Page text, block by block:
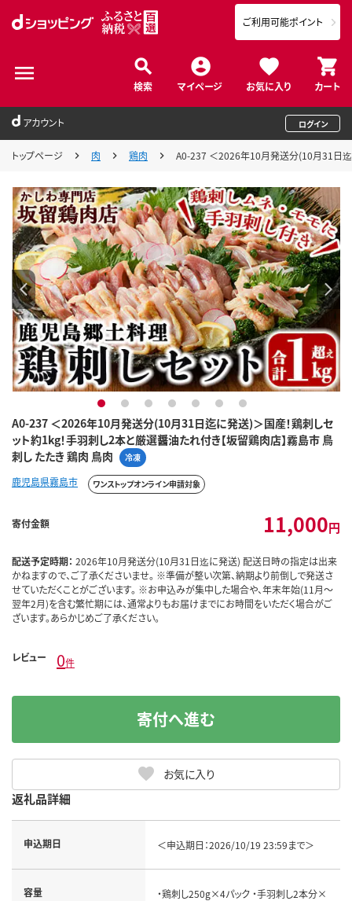
検索 マイページ お気に入り カート
ご利用可能ポイント
アカウント ログイン
トップページ 肉 鶏肉 A0-237 ＜2026年10月発送分(10月31日迄
A0-237 ＜2026年10月発送分(10月31日迄に発送)＞国産！鶏刺しセ
ット約1kg！手羽刺し2本と厳選醤油たれ付き【坂留鶏肉店】霧島市 鳥
刺し たたき 鶏肉 鳥肉
冷凍
1 2 3 4 5 6 7
鹿児島県霧島市 ワンストップオンライン申請対象
寄付金額 11,000円
配送予定時期： 2026年10月発送分(10月31日迄に発送) 配送日時の指定は出来
かねますので、ご了承くださいませ。 ※準備が整い次第、納期より前倒しで発送さ
せていただくことがございます。 ※お申込みが集中した場合や、年末年始(11月～
翌年2月)を含む繁忙期には、通常よりもお届けまでにお時間をいただく場合がご
ざいます。あらかじめご了承ください。
レビュー 0件
お気に入り
寄付へ進む
返礼品詳細
申込期日 ＜申込期日：2026/10/19 23:59まで＞
容量
・鶏刺し250g×4パック ・手羽刺し2本分×